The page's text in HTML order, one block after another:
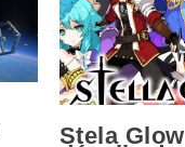
Stela Glow